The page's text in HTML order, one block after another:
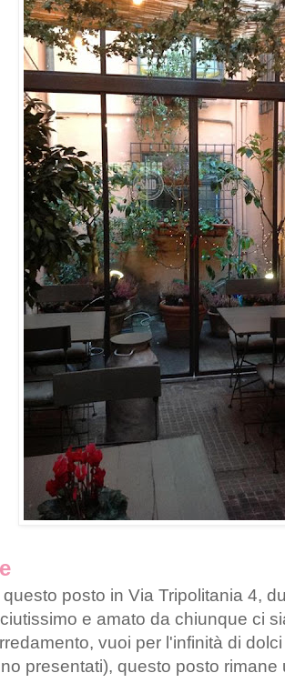
questo posto in Via Tripolitania 4,
e amato da chiunque ci
vuoi per l'infinità di
presentati), questo posto rimane